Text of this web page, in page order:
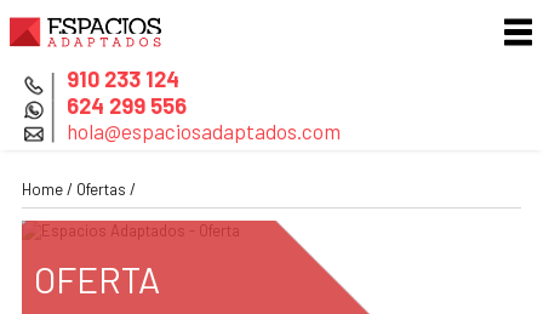
910 233 124
624 299 556
hola@espaciosadaptados.com
Home / Ofertas /
OFERTA